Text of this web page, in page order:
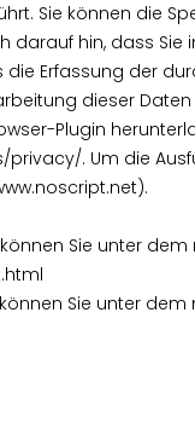
Sie können die
darauf hin, dass
Erfassung der
dieser
Plugin
. Um die
Sie unter
Sie unter